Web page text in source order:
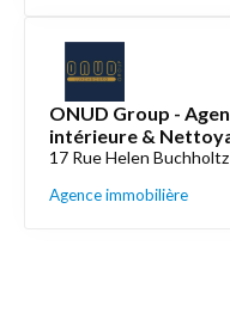
ONUD Group -
intérieure &
17 Rue Helen
Agence immobilière